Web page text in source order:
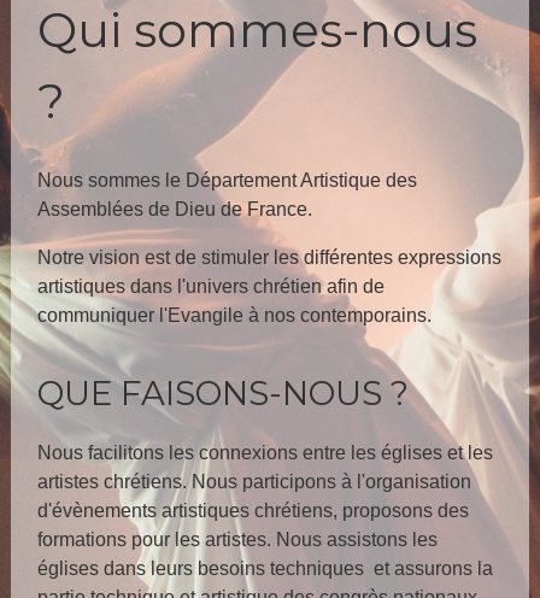
Qui sommes-nous
?
Nous sommes le Département Artistique des
Assemblées de Dieu de France.
Notre vision est de stimuler les différentes expressions
artistiques dans l'univers chrétien afin de
communiquer l'Evangile à nos contemporains.
QUE FAISONS-NOUS ?
Nous facilitons les connexions entre les églises et les
artistes chrétiens. Nous participons à l'organisation
d'évènements artistiques chrétiens, proposons des
formations pour les artistes. Nous assistons les
églises dans leurs besoins techniques et assurons la